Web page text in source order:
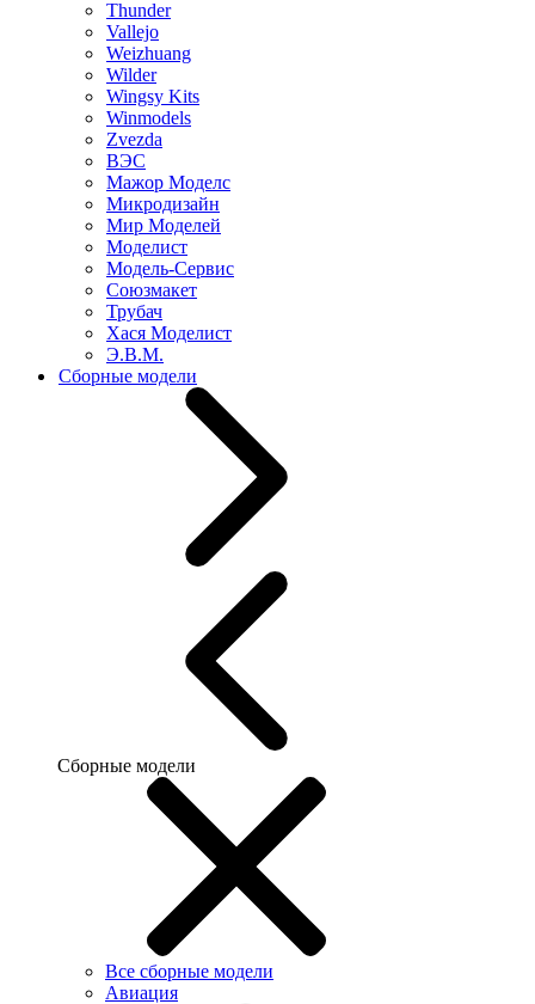
Thunder
Vallejo
Weizhuang
Wilder
Wingsy Kits
Winmodels
Zvezda
ВЭС
Мажор Моделс
Микродизайн
Мир Моделей
Моделист
Модель-Сервис
Союзмакет
Трубач
Хася Моделист
Э.В.М.
Сборные модели
Сборные модели
Все сборные модели
Авиация